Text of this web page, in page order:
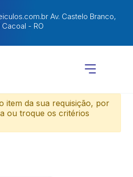
Av. Castelo Branco,
- RO
item da sua requisição, por
ou troque os critérios